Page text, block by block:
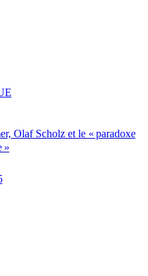
Olaf Scholz et le « paradoxe
»